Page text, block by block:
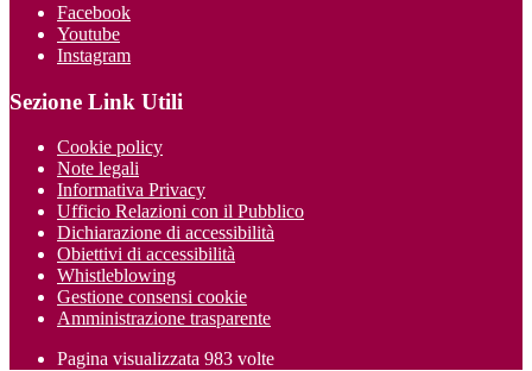
Facebook
Youtube
Instagram
Sezione Link Utili
Cookie policy
Note legali
Informativa Privacy
Ufficio Relazioni con il Pubblico
Dichiarazione di accessibilità
Obiettivi di accessibilità
Whistleblowing
Gestione consensi cookie
Amministrazione trasparente
Pagina visualizzata 983 volte